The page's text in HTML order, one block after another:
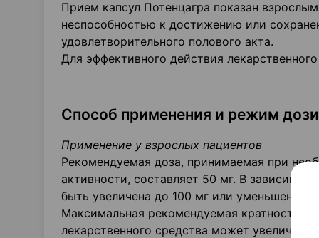
Прием капсул Потенцагра показан
неспособностью к достижению или
удовлетворительного полового акта.
Для эффективного действия
Способ применения и режим
Применение у взрослых пациентов
Рекомендуемая доза, принимаемая при
активности, составляет 50 мг. В
быть увеличена до 100 мг или уменьшена
Максимальная рекомендуемая кратность
лекарственного средства может